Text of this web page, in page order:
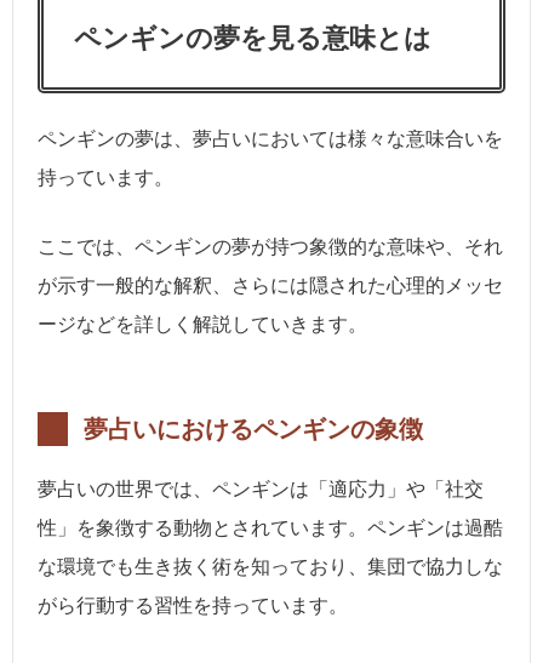
ペンギンの夢を見る意味とは
ペンギンの夢は、夢占いにおいては様々な意味合いを
持っています。
ここでは、ペンギンの夢が持つ象徴的な意味や、それ
が示す一般的な解釈、さらには隠された心理的メッセ
ージなどを詳しく解説していきます。
夢占いにおけるペンギンの象徴
夢占いの世界では、ペンギンは「適応力」や「社交
性」を象徴する動物とされています。ペンギンは過酷
な環境でも生き抜く術を知っており、集団で協力しな
がら行動する習性を持っています。